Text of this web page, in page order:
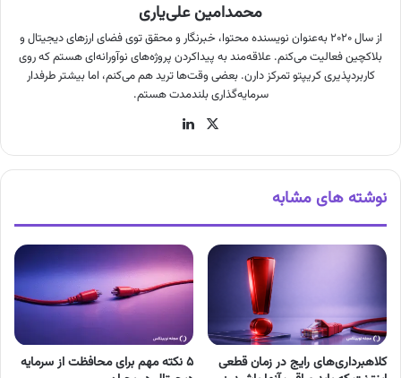
محمدامین علی‌یاری
از سال ۲۰۲۰ به‌عنوان نویسنده محتوا، خبرنگار و محقق توی فضای ارزهای دیجیتال و
بلاکچین فعالیت می‌کنم. علاقه‌مند به پیداکردن پروژه‌های نوآورانه‌ای هستم که روی
کاربردپذیری کریپتو تمرکز دارن. بعضی وقت‌ها ترید هم می‌کنم، اما بیشتر طرفدار
سرمایه‌گذاری بلندمدت هستم.
X
نوشته های مشابه
کلاهبرداری‌های رایج در زمان قطعی
۵ نکته مهم برای محافظت از سرمایه